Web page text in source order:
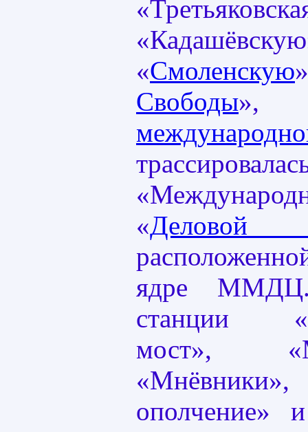
«Смоленскую
Свободы
«
ядре ММДЦ.
станции
мост»,
ополчение»